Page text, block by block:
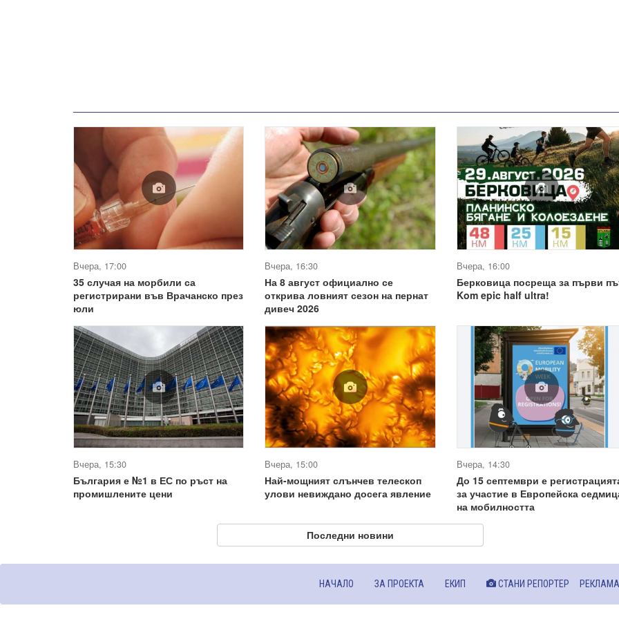
Вчера, 17:00
35 случая на морбили са
регистрирани във Врачанско през
юли
Вчера, 16:30
На 8 август официално се
открива ловният сезон на пернат
дивеч 2026
Вчера, 16:00
Берковица посреща за първи
Kom epic half ultra!
Вчера, 15:30
България е №1 в ЕС по ръст на
промишлените цени
Вчера, 15:00
Най-мощният слънчев телескоп
улови невиждано досега явление
Вчера, 14:30
До 15 септември е
за участие в Европейска
на мобилността
Последни новини
НАЧАЛО ЗА ПРОЕКТА ЕКИП СТАНИ РЕПОРТЕР РЕКЛАМА